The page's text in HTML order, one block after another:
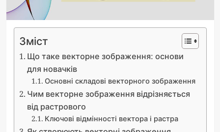
Зміст
Що таке векторне зображення: основи
для новачків
Основні складові векторного зображення
Чим векторне зображення відрізняється
від растрового
Ключові відмінності вектора і растра